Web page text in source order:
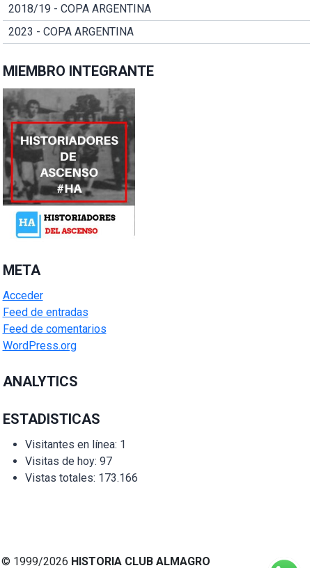
2018/19 - COPA ARGENTINA
2023 - COPA ARGENTINA
MIEMBRO INTEGRANTE
META
Acceder
Feed de entradas
Feed de comentarios
WordPress.org
ANALYTICS
ESTADISTICAS
Visitantes en línea: 1
Visitas de hoy: 97
Vistas totales: 173.166
© 1999/2026 HISTORIA CLUB ALMAGRO